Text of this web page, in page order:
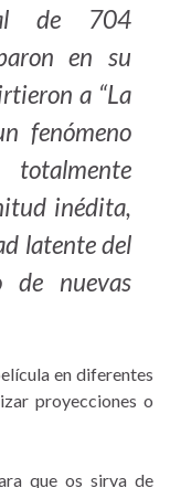
de 704
en su
a “La
fenómeno
inédita,
latente del
de nuevas
en diferentes
proyecciones o
que os sirva de